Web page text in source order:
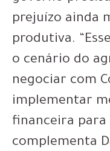
prejuízo ainda
produtiva.
o cenário do
negociar com
implementar
financeira para
complementa